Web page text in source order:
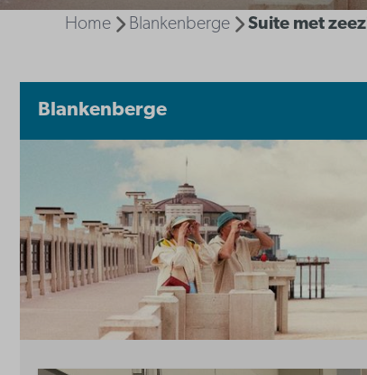
Home Blankenberge Suite met
Blankenberge